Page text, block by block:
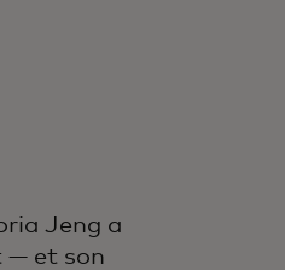
Jeng a
— et son